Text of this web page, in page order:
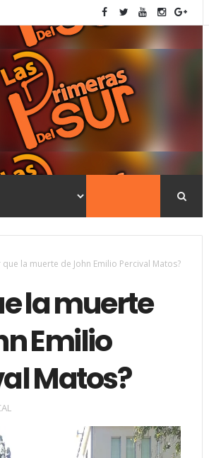
que la muerte de John Emilio Percival Matos?
la muerte
Emilio
Matos?